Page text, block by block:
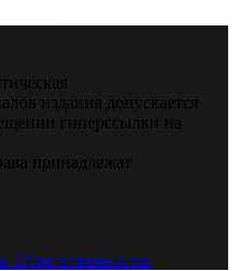
издания допускается
гиперссылки на
принадлежат
Ответственности.